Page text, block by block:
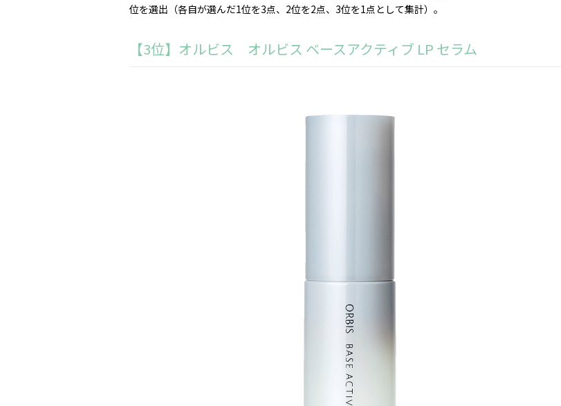
位を選出（各自が選んだ1位を3点、2位を2点、3位を1点として集計）。
【3位】オルビス オルビス ベースアクティブ LP セラム